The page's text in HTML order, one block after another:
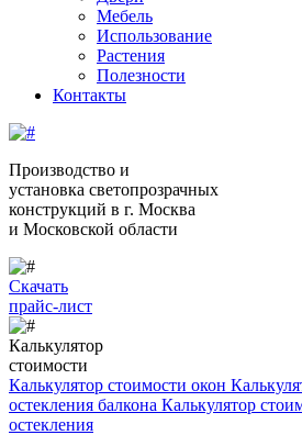
Мебель
Использование
Растения
Полезности
Контакты
Производство и
установка светопрозрачных
конструкций в г. Москва
и Московской области
Скачать
прайс-лист
Калькулятор
стоимости
Калькулятор стоимости окон
остекления балкона Калькулятор
остекления